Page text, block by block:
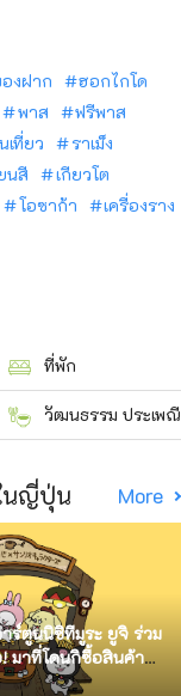
งฝาก
ฮอกไกโด
พาส
ฟรีพาส
เที่ยว
ราเม็ง
นสี
เกียวโต
โอซาก้า
เครื่องราง
ที่พัก
วัฒนธรรม ประเพณี
นญี่ปุ่น More
ร์ตูนนิชิทีมูระ ยูจิ ร่วม
มาที่โดนกิซื้อสินค้า